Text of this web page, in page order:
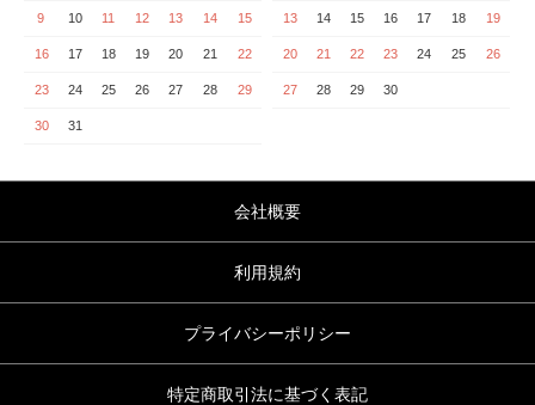
9 10 11 12 13 14 15
16 17 18 19 20 21 22
23 24 25 26 27 28 29
30 31
13 14 15 16 17 18 19
20 21 22 23 24 25 26
27 28 29 30
会社概要
利用規約
プライバシーポリシー
特定商取引法に基づく表記